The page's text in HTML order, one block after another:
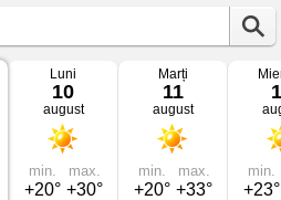
Luni
10
august
min.
+20°
max.
+30°
Marți
11
august
min.
+20°
max.
+33°
min.
+23°